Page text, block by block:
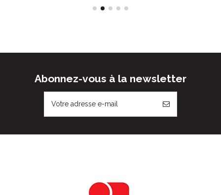
Abonnez-vous à la newsletter